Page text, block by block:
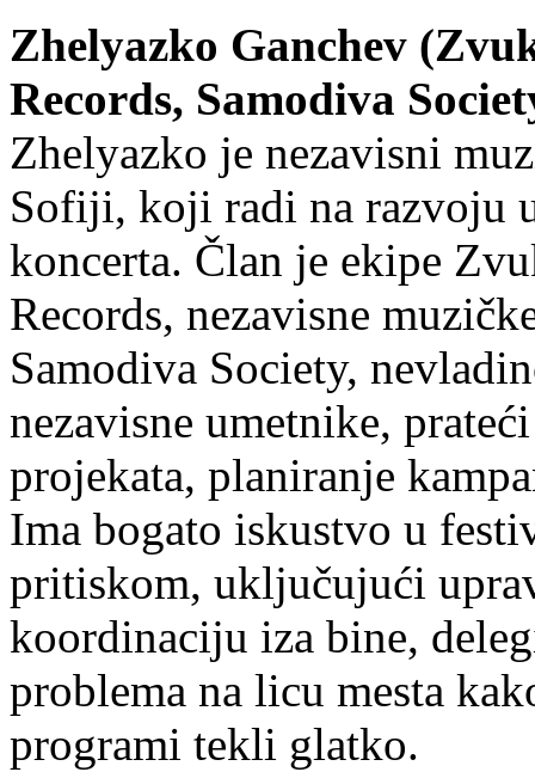
Zhelyazko Ganchev
Records, Samodiva
Zhelyazko je nezavisni
Sofiji, koji radi na razvoju
koncerta. Član je ekipe
Records, nezavisne
Samodiva Society,
nezavisne umetnike,
projekata, planiranje
Ima bogato iskustvo u
pritiskom, uključujući
koordinaciju iza bine,
problema na licu mesta
programi tekli glatko.